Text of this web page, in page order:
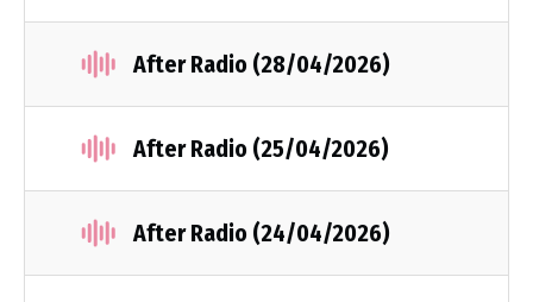
After Radio (28/04/2026)
After Radio (25/04/2026)
After Radio (24/04/2026)